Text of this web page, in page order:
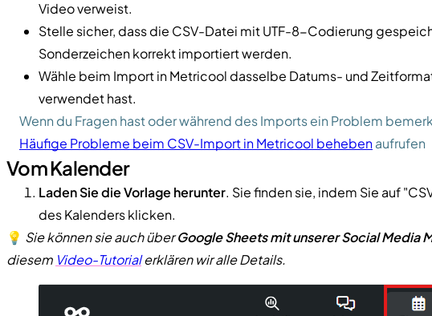
Video verweist.
Stelle sicher, dass die CSV-Datei mit UTF-8-Codierung
Sonderzeichen korrekt importiert werden.
Wähle beim Import in Metricool dasselbe Datums- und
verwendet hast.
Wenn du Fragen hast oder während des Imports ein Problem
Häufige Probleme beim CSV-Import in Metricool behebenaufrufen
Vom Kalender
Laden Sie die Vorlage herunter. Sie finden sie, indem Sie auf
des Kalenders klicken.
💡 Sie können sie auch überGoogle Sheets mit unserer Social Media
diesem Video-Tutorialerklären wir alle Details.